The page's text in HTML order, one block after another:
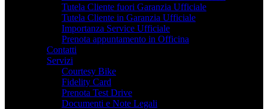
Tutela Cliente fuori Garanzia Ufficiale
Tutela Cliente in Garanzia Ufficiale
Importanza Service Ufficiale
Prenota appuntamento in Officina
Contatti
Servizi
Courtesy Bike
Fidelity Card
Prenota Test Drive
Documenti e Note Legali